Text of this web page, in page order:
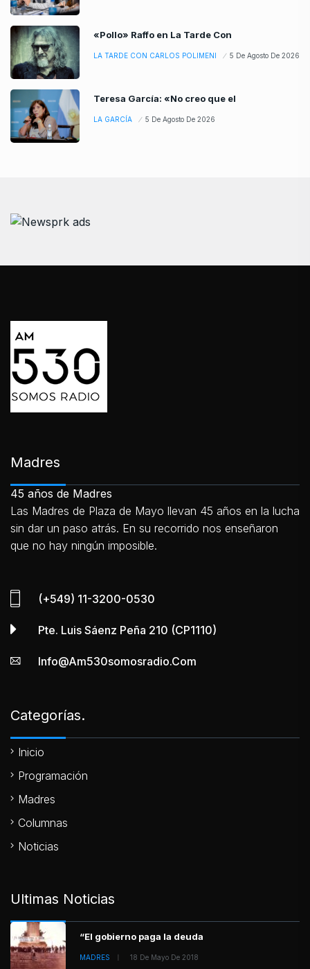
«Pollo» Raffo en La Tarde Con
LA TARDE CON CARLOS POLIMENI 5 De Agosto De 2026
Teresa García: «No creo que el
LA GARCÍA 5 De Agosto De 2026
Madres
45 años de Madres
Las Madres de Plaza de Mayo llevan 45 años en la lucha
sin dar un paso atrás. En su recorrido nos enseñaron
que no hay ningún imposible.
(+549) 11-3200-0530
Pte. Luis Sáenz Peña 210 (CP1110)
Info@am530somosradio.com
Categorías.
Inicio
Programación
Madres
Columnas
Noticias
Ultimas Noticias
“El gobierno paga la deuda
MADRES 18 De Mayo De 2018